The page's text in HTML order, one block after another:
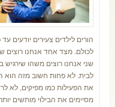
הורים לילדים צעירים
לכולם. מצד אחד אנחנו רוצים
שני אנחנו רוצים משהו
לבית. לא פחות חשוב מזה הוא
את הפעילות כמו מפיקים, לא
מסיימים את הבילוי מותשים